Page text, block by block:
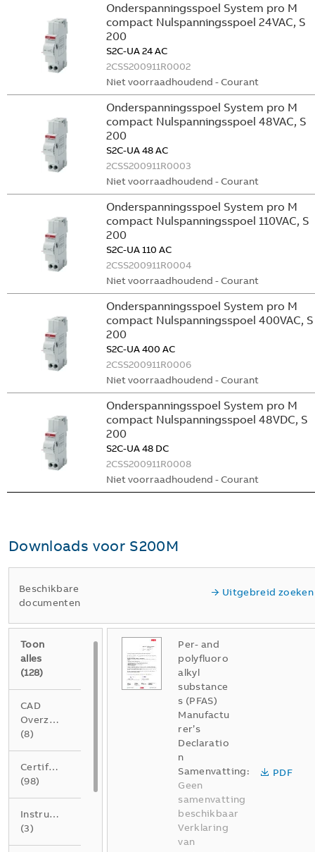
Onderspanningsspoel System pro M
compact Nulspanningsspoel 24VAC, S
200
S2C-UA 24 AC
2CSS200911R0002
Niet voorraadhoudend - Courant
Onderspanningsspoel System pro M
compact Nulspanningsspoel 48VAC, S
200
S2C-UA 48 AC
2CSS200911R0003
Niet voorraadhoudend - Courant
Onderspanningsspoel System pro M
compact Nulspanningsspoel 110VAC, S
200
S2C-UA 110 AC
2CSS200911R0004
Niet voorraadhoudend - Courant
Onderspanningsspoel System pro M
compact Nulspanningsspoel 400VAC, S
200
S2C-UA 400 AC
2CSS200911R0006
Niet voorraadhoudend - Courant
Onderspanningsspoel System pro M
compact Nulspanningsspoel 48VDC, S
200
S2C-UA 48 DC
2CSS200911R0008
Niet voorraadhoudend - Courant
Downloads voor S200M
Beschikbare
documenten
Uitgebreid zoeken
Toon
alles
(128)
CAD
Overzichtstekening
(8)
Certificaat
(98)
Instructie
(3)
Per- and
polyfluoro
alkyl
substance
s (PFAS)
Manufactu
rer’s
Declaratio
n
Samenvatting:
Geen
samenvatting
beschikbaar
Verklaring
van
PDF